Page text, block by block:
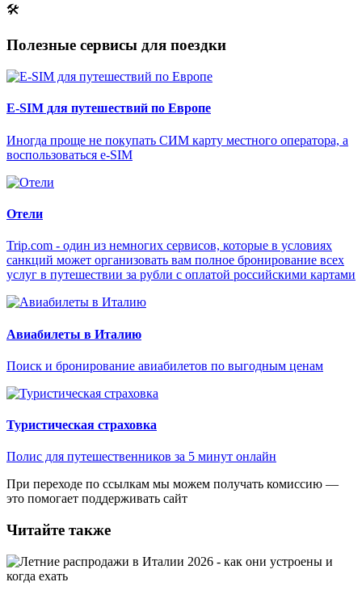
🛠
Полезные сервисы для поездки
E-SIM для путешествий по Европе
Иногда проще не покупать СИМ карту местного оператора, а
воспользоваться e-SIM
Отели
Trip.com - один из немногих сервисов, которые в условиях
санкций может организовать вам полное бронирование всех
услуг в путешествии за рубли с оплатой российскими картами
Авиабилеты в Италию
Поиск и бронирование авиабилетов по выгодным ценам
Туристическая страховка
Полис для путешественников за 5 минут онлайн
При переходе по ссылкам мы можем получать комиссию —
это помогает поддерживать сайт
Читайте также